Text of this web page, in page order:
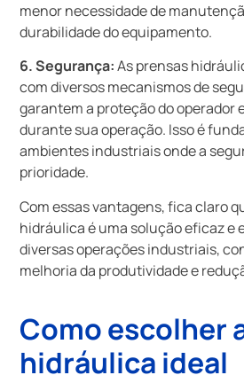
menor necessidade de
durabilidade do equipamento.
6. Segurança:As prensas
com diversos mecanismos de
garantem a proteção do operador
durante sua operação. Isso é
ambientes industriais onde a
prioridade.
Com essas vantagens, fica claro
hidráulica é uma solução eficaz e
diversas operações industriais,
melhoria da produtividade e
Como escolher
hidráulica ideal